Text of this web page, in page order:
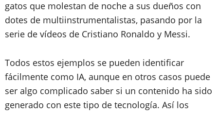
gatos que molestan de noche a sus dueños con
dotes de multiinstrumentalistas, pasando por la
serie de vídeos de Cristiano Ronaldo y Messi.
Todos estos ejemplos se pueden identificar
fácilmente como IA, aunque en otros casos puede
ser algo complicado saber si un contenido ha sido
generado con este tipo de tecnología. Así los